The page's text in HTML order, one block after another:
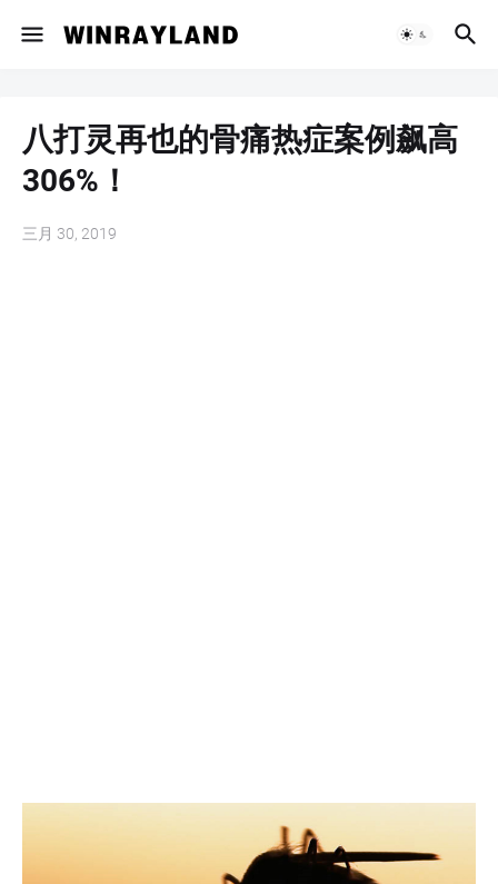
八打灵再也的骨痛热症案例飙高
306%！
三月 30, 2019